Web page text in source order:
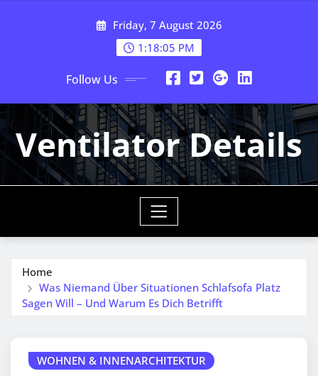
Friday, 7 August 2026
1:18:06 PM
Follow Us
Ventilator Details
Home
Was Niemand Über Situationen Schlafsofa Platz
Sagen Will – Und Warum Es Dich Betrifft
WOHNEN & INNENARCHITEKTUR